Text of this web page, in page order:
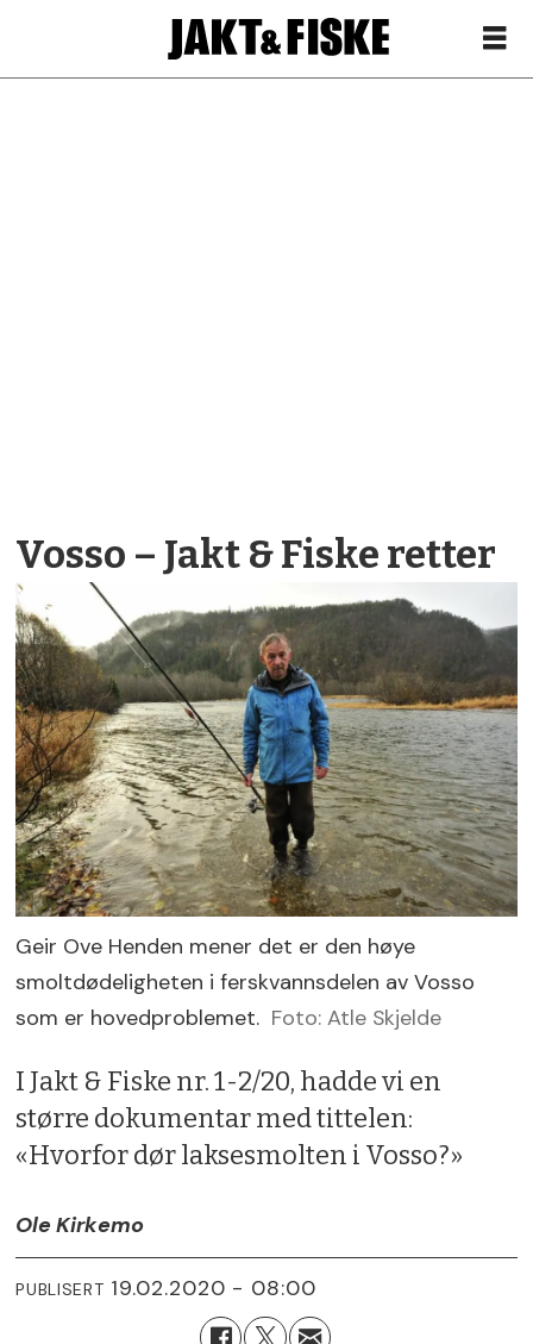
Vosso – Jakt & Fiske retter
Geir Ove Henden mener det er den høye
smoltdødeligheten i ferskvannsdelen av Vosso
som er hovedproblemet. Foto: Atle Skjelde
I Jakt & Fiske nr. 1-2/20, hadde vi en
større dokumentar med tittelen:
«Hvorfor dør laksesmolten i Vosso?»
Ole Kirkemo
PUBLISERT 19.02.2020 - 08:00